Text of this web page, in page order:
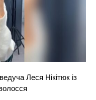
Леся Нікітюк із